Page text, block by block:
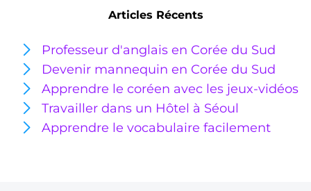
Articles Récents
Professeur d'anglais en Corée du Sud
Devenir mannequin en Corée du Sud
Apprendre le coréen avec les jeux-vidéos
Travailler dans un Hôtel à Séoul
Apprendre le vocabulaire facilement